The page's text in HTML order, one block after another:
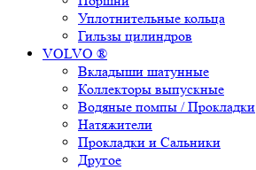
Уплотнительные кольца
Гильзы цилиндров
VOLVO ®
Вкладыши шатунные
Коллекторы выпускные
Водяные помпы / Прокладки
Натяжители
Прокладки и Сальники
Другое